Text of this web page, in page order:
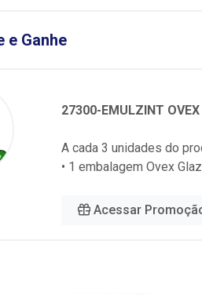
e Ganhe
27300-EMULZINT
A cada 3 unidades do
• 1 embalagem Ovex
Acessar